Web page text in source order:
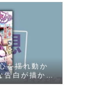
を揺れ動か
白が描かれ